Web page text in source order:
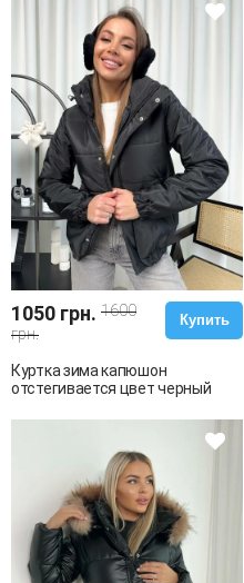
1050 грн. 1600
грн.
Купить
Куртка зима капюшон
отстегивается цвет черный